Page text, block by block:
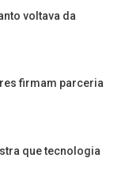
voltava da
firmam parceria
que tecnologia